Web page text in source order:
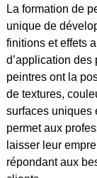
La formation de
unique de
finitions et effets
d’application des
peintres ont la
de textures,
surfaces uniques
permet aux
laisser leur
répondant aux